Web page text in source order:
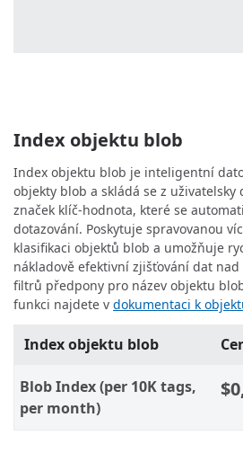
Index objektu blob
Index objektu blob je inteligentní
objekty blob a skládá se z
značek klíč-hodnota, které se
dotazování. Poskytuje spravovanou
klasifikaci objektů blob a umožňuje
nákladově efektivní zjišťování dat
filtrů předpony pro název objektu
funkci najdete v dokumentaci k
Index objektu blob
Blob Index (per 10K tags,
per month)